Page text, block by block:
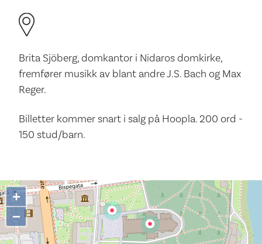
Brita Sjöberg, domkantor i Nidaros domkirke,
fremfører musikk av blant andre J.S. Bach og Max
Reger.
Billetter kommer snart i salg på Hoopla. 200 ord -
150 stud/barn.
+
−